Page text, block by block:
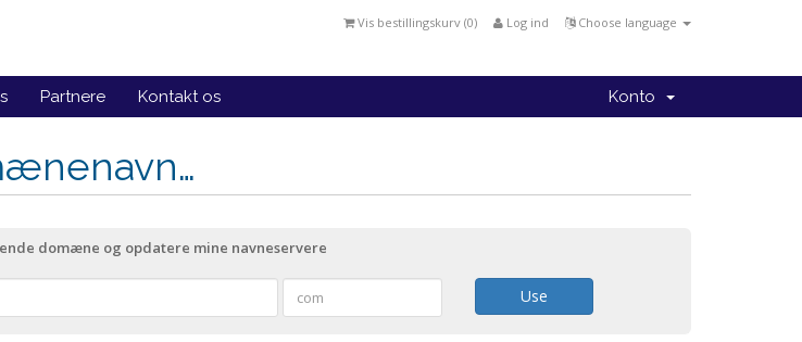
Choose language
Log ind
Vis bestillingskurv (0)
Partnere Kontakt os Konto
domæne og opdatere mine navneservere
Use